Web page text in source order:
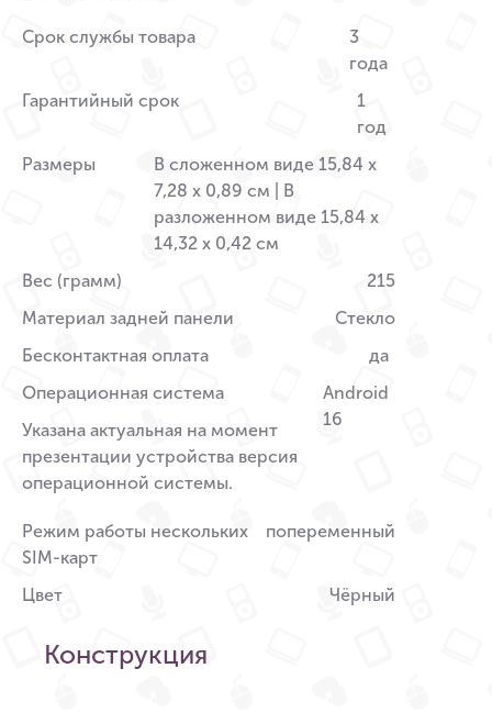
Срок службы товара
3
года
Гарантийный срок
1
год
Размеры
В сложенном виде 15,84 x
7,28 x 0,89 см | В
разложенном виде 15,84 x
14,32 x 0,42 см
Вес (грамм)
215
Материал задней панели
Стекло
Бесконтактная оплата
да
Операционная система
Указана актуальная на момент
презентации устройства версия
операционной системы.
Android
16
Режим работы нескольких
SIM-карт
попеременный
Цвет Чёрный
Конструкция